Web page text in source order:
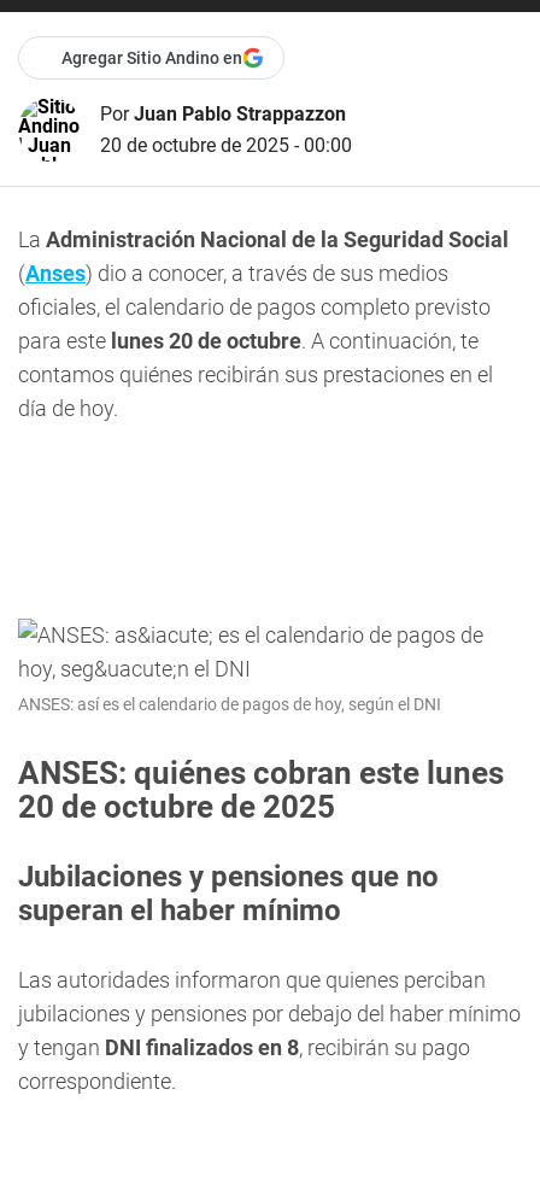
Agregar Sitio Andino en
PorJuan Pablo Strappazzon
20 de octubre de 2025 - 00:00
La Administración Nacional de la Seguridad Social
(Anses) dio a conocer, a través de sus medios
oficiales, el calendario de pagos completo previsto
para este lunes 20 de octubre. A continuación, te
contamos quiénes recibirán sus prestaciones en el
día de hoy.
ANSES: así es el calendario de pagos de hoy, según el DNI
ANSES: quiénes cobran este lunes
20 de octubre de 2025
Jubilaciones y pensiones que no
superan el haber mínimo
Las autoridades informaron que quienes perciban
jubilaciones y pensiones por debajo del haber mínimo
y tengan DNI finalizados en 8, recibirán su pago
correspondiente.